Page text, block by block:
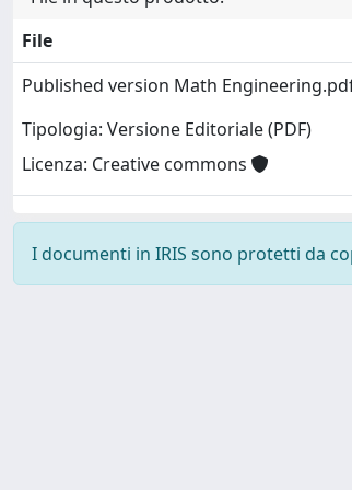
File
Published version Math
Tipologia: Versione Editoriale (PDF)
Licenza: Creative commons
I documenti in IRIS sono protetti da